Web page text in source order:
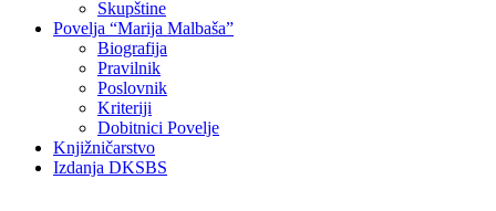
Skupštine
Povelja “Marija Malbaša”
Biografija
Pravilnik
Poslovnik
Kriteriji
Dobitnici Povelje
Knjižničarstvo
Izdanja DKSBS